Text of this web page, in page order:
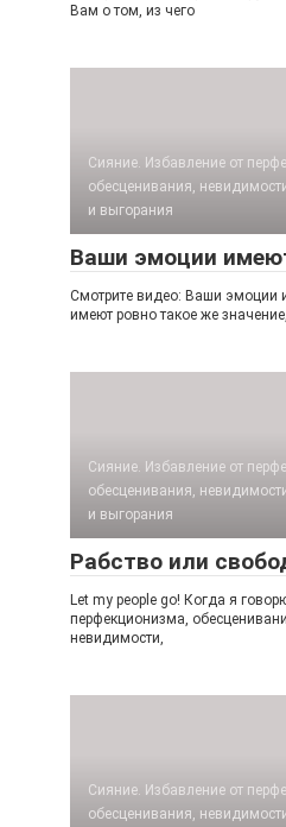
Вам о том, из чего
Сияние. Избавление от
обесценивания,
и выгорания
Ваши эмоции
Смотрите видео: Ваши эмоции
имеют ровно такое же
Сияние. Избавление от
обесценивания,
и выгорания
Рабство или
Let my people go! Когда я
перфекционизма,
невидимости,
Сияние. Избавление от
обесценивания,